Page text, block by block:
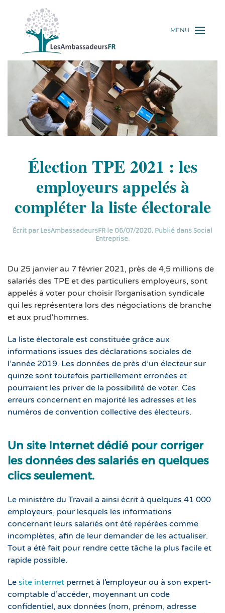
MENU
Élection TPE 2021 : les
employeurs appelés à
compléter la liste électorale
Écrit par LesAmbassadeursFR le 06/07/2020. Publié dans Social
Entreprise.
Du 25 janvier au 7 février 2021, près de 4,5 millions de
salariés des TPE et des particuliers employeurs, sont
appelés à voter pour choisir l’organisation syndicale
qui les représentera lors des négociations de branche
et aux prud’hommes.
La liste électorale est constituée grâce aux
informations issues des déclarations sociales de
l’année 2019. Les données de près d’un électeur sur
quinze sont toutefois partiellement erronées et
pourraient les priver de la possibilité de voter. Ces
erreurs concernent en majorité les adresses et les
numéros de convention collective des électeurs.
Un site Internet dédié pour corriger
les données des salariés en quelques
clics seulement.
Le ministère du Travail a ainsi écrit à quelques 41 000
employeurs, pour lesquels les informations
concernant leurs salariés ont été repérées comme
incomplètes, afin de leur demander de les actualiser.
Tout a été fait pour rendre cette tâche la plus facile et
rapide possible.
Le site internet permet à l’employeur ou à son expert-
comptable d’accéder, moyennant un code
confidentiel, aux données (nom, prénom, adresse